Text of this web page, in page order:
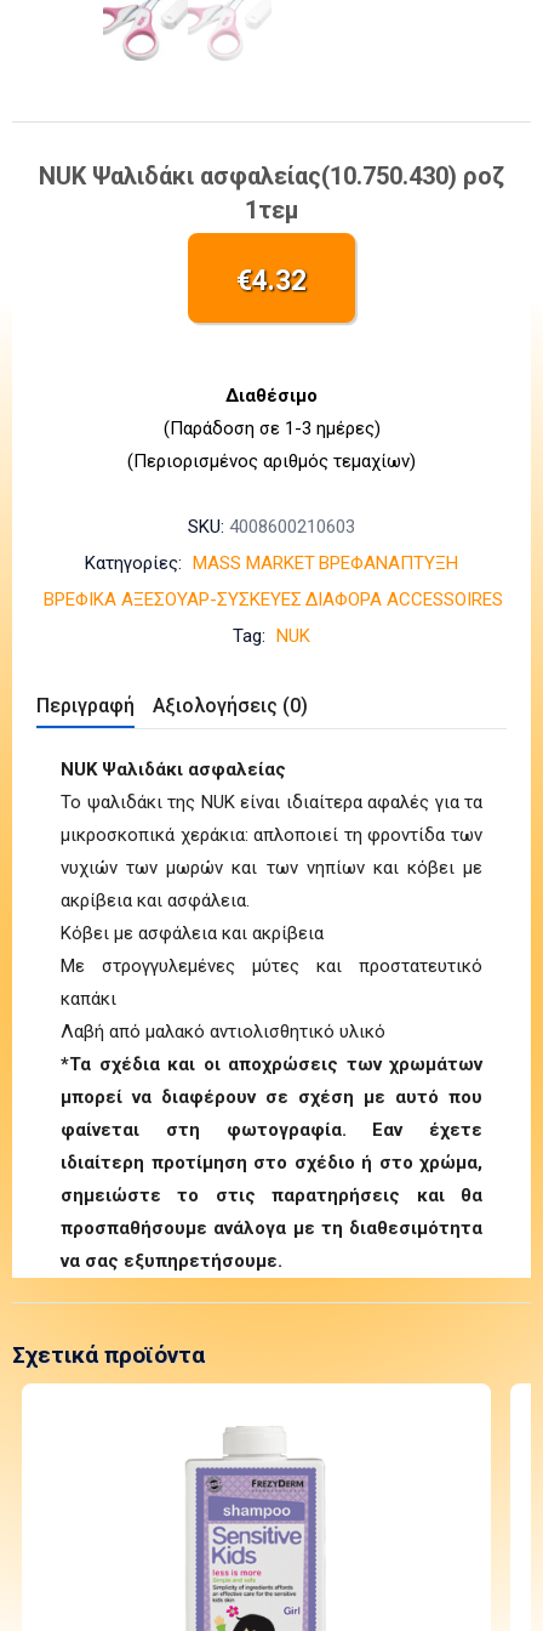
NUK Ψαλιδάκι ασφαλείας(10.750.430) ροζ
1τεμ
€4.32
Διαθέσιμο
(Παράδοση σε 1-3 ημέρες)
(Περιορισμένος αριθμός τεμαχίων)
SKU: 4008600210603
Κατηγορίες: MASS MARKETΒΡΕΦΑΝΑΠΤΥΞΗ
ΒΡΕΦΙΚΑ ΑΞΕΣΟΥΑΡ-ΣΥΣΚΕΥΕΣ ΔΙΑΦΟΡΑ ACCESSOIRES
Tag: NUK
Περιγραφή Αξιολογήσεις (0)
NUK Ψαλιδάκι ασφαλείας
Το ψαλιδάκι της NUK είναι ιδιαίτερα αφαλές για τα
μικροσκοπικά χεράκια: απλοποιεί τη φροντίδα των
νυχιών των μωρών και των νηπίων και κόβει με
ακρίβεια και ασφάλεια.
Κόβει με ασφάλεια και ακρίβεια
Με στρογγυλεμένες μύτες και προστατευτικό
καπάκι
Λαβή από μαλακό αντιολισθητικό υλικό
*Τα σχέδια και οι αποχρώσεις των χρωμάτων
μπορεί να διαφέρουν σε σχέση με αυτό που
φαίνεται στη φωτογραφία. Εαν έχετε
ιδιαίτερη προτίμηση στο σχέδιο ή στο χρώμα,
σημειώστε το στις παρατηρήσεις και θα
προσπαθήσουμε ανάλογα με τη διαθεσιμότητα
να σας εξυπηρετήσουμε.
Σχετικά προϊόντα